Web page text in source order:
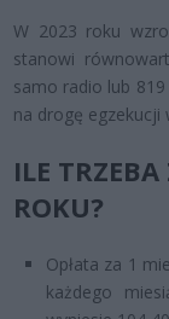
W 2023 roku
stanowi
samo radio lub 819
na drogę
ILE
ROKU?
Opłata za 1
każdego